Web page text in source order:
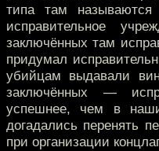
типа там
исправительное
заключённых там
придумал
убийцам выдавали
заключённых —
успешнее, чем в
догадались перенять
при организации